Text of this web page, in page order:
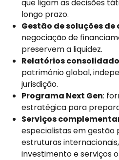
que ligam as decisões
longo prazo.
Gestão de soluções
negociação de
preservem a liquidez.
Relatórios
património global,
jurisdição.
Programa Next Gen:
estratégica para
Serviços
especialistas em gestão
estruturas
investimento e serviços